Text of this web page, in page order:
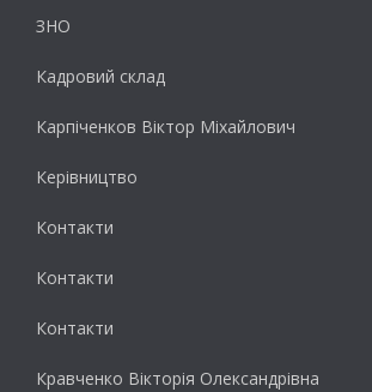
ЗНО
Кадровий склад
Карпіченков Віктор Міхайлович
Керівництво
Контакти
Контакти
Контакти
Кравченко Вікторія Олександрівна